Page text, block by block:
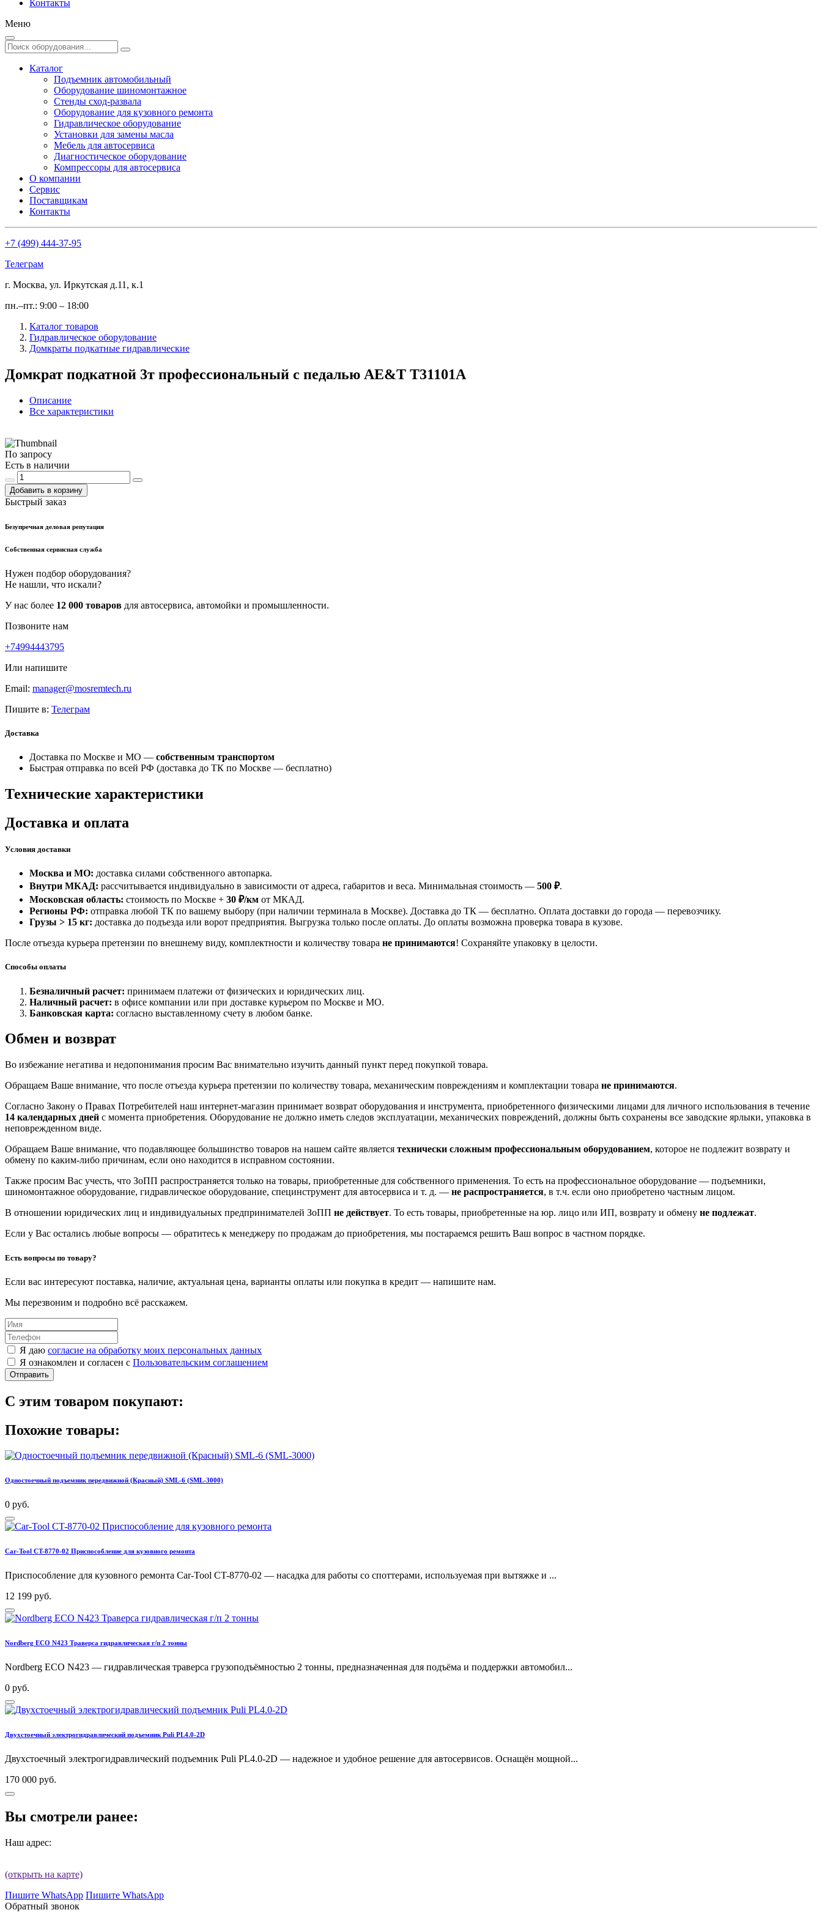
Контакты
Меню
Каталог
Подъемник автомобильный
Оборудование шиномонтажное
Стенды сход-развала
Оборудование для кузовного ремонта
Гидравлическое оборудование
Установки для замены масла
Мебель для автосервиса
Диагностическое оборудование
Компрессоры для автосервиса
О компании
Сервис
Поставщикам
Контакты
+7 (499) 444-37-95
Телеграм
г. Москва, ул. Иркутская д.11, к.1
пн.–пт.: 9:00 – 18:00
Каталог товаров
Гидравлическое оборудование
Домкраты подкатные гидравлические
Домкрат подкатной 3т профессиональный с педалью AE&T T31101A
Описание
Все характеристики
По запросу
Есть в наличии
Добавить в корзину
Быстрый заказ
Безупречная деловая репутация
Собственная сервисная служба
Нужен подбор оборудования?
Не нашли, что искали?
У нас более 12 000 товаров для автосервиса, автомойки и промышленности.
Позвоните нам
+74994443795
Или напишите
Email: manager@mosremtech.ru
Пишите в: Телеграм
Доставка
Доставка по Москве и МО — собственным транспортом
Быстрая отправка по всей РФ (доставка до ТК по Москве — бесплатно)
Технические характеристики
Доставка и оплата
Условия доставки
Москва и МО: доставка силами собственного автопарка.
Внутри МКАД: рассчитывается индивидуально в зависимости от адреса, габаритов и веса. Минимальная стоимость — 500 ₽.
Московская область: стоимость по Москве + 30 ₽/км от МКАД.
Регионы РФ: отправка любой ТК по вашему выбору (при наличии терминала в Москве). Доставка до ТК — бесплатно. Оплата доставки до города — перевозчику.
Грузы > 15 кг: доставка до подъезда или ворот предприятия. Выгрузка только после оплаты. До оплаты возможна проверка товара в кузове.
После отъезда курьера претензии по внешнему виду, комплектности и количеству товара не принимаются! Сохраняйте упаковку в целости.
Способы оплаты
Безналичный расчет: принимаем платежи от физических и юридических лиц.
Наличный расчет: в офисе компании или при доставке курьером по Москве и МО.
Банковская карта: согласно выставленному счету в любом банке.
Обмен и возврат
Во избежание негатива и недопонимания просим Вас внимательно изучить данный пункт перед покупкой товара.
Обращаем Ваше внимание, что после отъезда курьера претензии по количеству товара, механическим повреждениям и комплектации товара не принимаются.
Согласно Закону о Правах Потребителей наш интернет-магазин принимает возврат оборудования и инструмента, приобретенного физическими лицами для личного использования в течение
14 календарных дней с момента приобретения. Оборудование не должно иметь следов эксплуатации, механических повреждений, должны быть сохранены все заводские ярлыки, упаковка в
неповрежденном виде.
Обращаем Ваше внимание, что подавляющее большинство товаров на нашем сайте является технически сложным профессиональным оборудованием, которое не подлежит возврату и
обмену по каким-либо причинам, если оно находится в исправном состоянии.
Также просим Вас учесть, что ЗоПП распространяется только на товары, приобретенные для собственного применения. То есть на профессиональное оборудование — подъемники,
шиномонтажное оборудование, гидравлическое оборудование, специнструмент для автосервиса и т. д. — не распространяется, в т.ч. если оно приобретено частным лицом.
В отношении юридических лиц и индивидуальных предпринимателей ЗоПП не действует. То есть товары, приобретенные на юр. лицо или ИП, возврату и обмену не подлежат.
Если у Вас остались любые вопросы — обратитесь к менеджеру по продажам до приобретения, мы постараемся решить Ваш вопрос в частном порядке.
Есть вопросы по товару?
Если вас интересуют поставка, наличие, актуальная цена, варианты оплаты или покупка в кредит — напишите нам.
Мы перезвоним и подробно всё расскажем.
Я даю согласие на обработку моих персональных данных
Я ознакомлен и согласен с Пользовательским соглашением
Отправить
С этим товаром покупают:
Похожие товары:
Одностоечный подъемник передвижной (Красный) SML-6 (SML-3000)
0 руб.
Car-Tool CT-8770-02 Приспособление для кузовного ремонта
Приспособление для кузовного ремонта Car-Tool CT-8770-02 — насадка для работы со споттерами, используемая при вытяжке и ...
12 199 руб.
Nordberg ECO N423 Траверса гидравлическая г/п 2 тонны
Nordberg ECO N423 — гидравлическая траверса грузоподъёмностью 2 тонны, предназначенная для подъёма и поддержки автомобил...
0 руб.
Двухстоечный электрогидравлический подъемник Puli PL4.0-2D
Двухстоечный электрогидравлический подъемник Puli PL4.0-2D — надежное и удобное решение для автосервисов. Оснащён мощной...
170 000 руб.
Вы смотрели ранее:
Наш адрес:
(открыть на карте)
Пишите WhatsApp Пишите WhatsApp
Обратный звонок